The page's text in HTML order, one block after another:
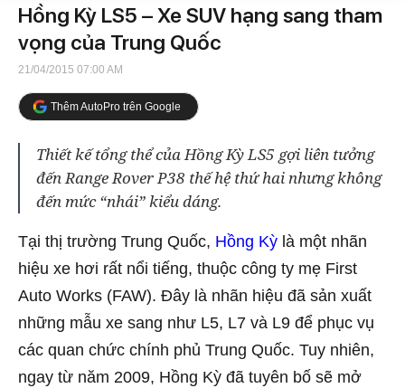
Hồng Kỳ LS5 – Xe SUV hạng sang tham
vọng của Trung Quốc
21/04/2015 07:00 AM
Thêm AutoPro trên Google
Thiết kế tổng thể của Hồng Kỳ LS5 gợi liên tưởng
đến Range Rover P38 thế hệ thứ hai nhưng không
đến mức “nhái” kiểu dáng.
Tại thị trường Trung Quốc, Hồng Kỳ là một nhãn
hiệu xe hơi rất nổi tiếng, thuộc công ty mẹ First
Auto Works (FAW). Đây là nhãn hiệu đã sản xuất
những mẫu xe sang như L5, L7 và L9 để phục vụ
các quan chức chính phủ Trung Quốc. Tuy nhiên,
ngay từ năm 2009, Hồng Kỳ đã tuyên bố sẽ mở